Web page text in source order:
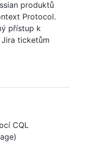
produktů
Protocol.
přístup k
ticketům
CQL